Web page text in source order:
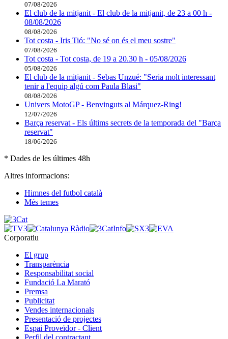
07/08/2026
El club de la mitjanit - El club de la mitjanit, de 23 a 00 h -
08/08/2026
08/08/2026
Tot costa - Iris Tió: "No sé on és el meu sostre"
07/08/2026
Tot costa - Tot costa, de 19 a 20.30 h - 05/08/2026
05/08/2026
El club de la mitjanit - Sebas Unzué: "Seria molt interessant
tenir a l'equip algú com Paula Blasi"
08/08/2026
Univers MotoGP - Benvinguts al Márquez-Ring!
12/07/2026
Barça reservat - Els últims secrets de la temporada del "Barça
reservat"
18/06/2026
* Dades de les últimes 48h
Altres informacions:
Himnes del futbol català
Més temes
Corporatiu
El grup
Transparència
Responsabilitat social
Fundació La Marató
Premsa
Publicitat
Vendes internacionals
Presentació de projectes
Espai Proveïdor - Client